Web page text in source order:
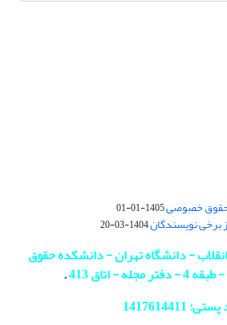
حقوق خصوصی1405-01-01
برخی نویسندگان1404-03-20
- دانشگاه تهران - دانشکده حقوق
- اتاق 413
.
1417614411